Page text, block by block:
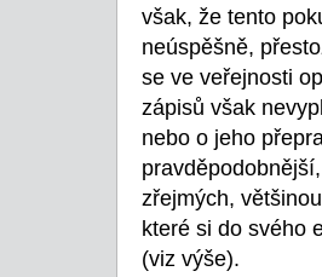
však, že tento
neúspěšně,
se ve veřejnosti
zápisů však
nebo o jeho
zřejmých,
které si do svého
(viz výše).